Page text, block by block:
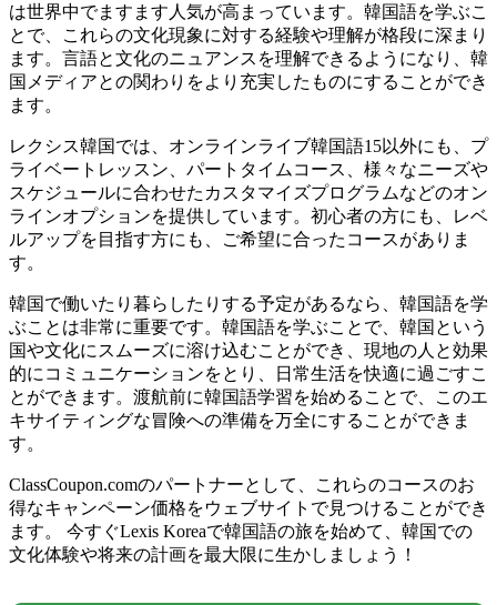
は世界中でますます人気が高まっています。韓国語を学ぶこ
とで、これらの文化現象に対する経験や理解が格段に深まり
ます。言語と文化のニュアンスを理解できるようになり、韓
国メディアとの関わりをより充実したものにすることができ
ます。
レクシス韓国では、オンラインライブ韓国語15以外にも、プ
ライベートレッスン、パートタイムコース、様々なニーズや
スケジュールに合わせたカスタマイズプログラムなどのオン
ラインオプションを提供しています。初心者の方にも、レベ
ルアップを目指す方にも、ご希望に合ったコースがありま
す。
韓国で働いたり暮らしたりする予定があるなら、韓国語を学
ぶことは非常に重要です。韓国語を学ぶことで、韓国という
国や文化にスムーズに溶け込むことができ、現地の人と効果
的にコミュニケーションをとり、日常生活を快適に過ごすこ
とができます。渡航前に韓国語学習を始めることで、このエ
キサイティングな冒険への準備を万全にすることができま
す。
ClassCoupon.comのパートナーとして、これらのコースのお
得なキャンペーン価格をウェブサイトで見つけることができ
ます。 今すぐLexis Koreaで韓国語の旅を始めて、韓国での
文化体験や将来の計画を最大限に生かしましょう！